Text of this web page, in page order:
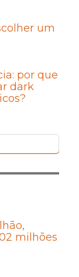
um
por que
dark
milhões